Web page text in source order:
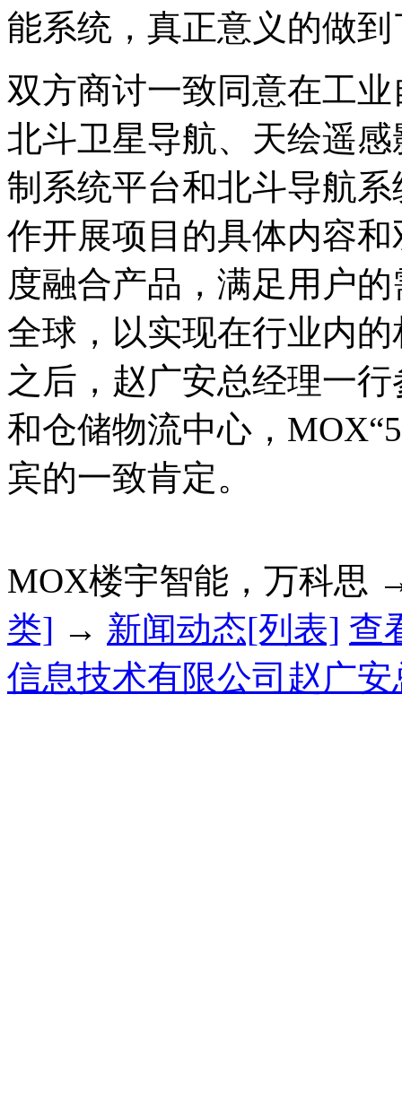
能系统，真正意义的做
双方商讨一致同意在工
北斗卫星导航、天绘遥
制系统平台和北斗导航
作开展项目的具体内容
度融合产品，满足用户
全球，以实现在行业内
之后，赵广安总经理一
和仓储物流中心，
宾的一致肯定。
MOX楼宇智能，万科思
类] → 新闻动态[列表] 查
信息技术有限公司赵广